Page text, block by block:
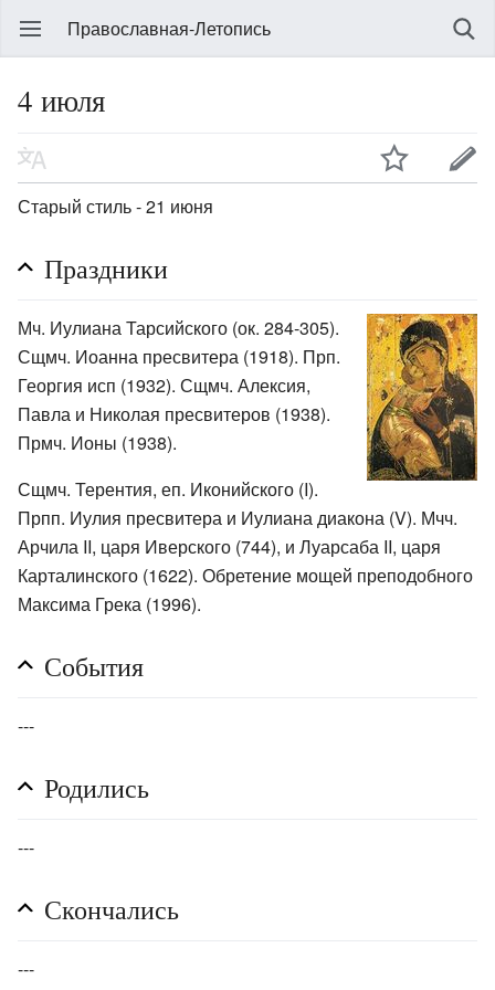
Православная-Летопись
4 июля
Старый стиль - 21 июня
Праздники
Мч. Иулиана Тарсийского (ок. 284-305).
Сщмч. Иоанна пресвитера (1918). Прп.
Георгия исп (1932). Сщмч. Алексия,
Павла и Николая пресвитеров (1938).
Прмч. Ионы (1938).
Сщмч. Терентия, еп. Иконийского (I).
Прпп. Иулия пресвитера и Иулиана диакона (V). Мчч.
Арчила II, царя Иверского (744), и Луарсаба II, царя
Карталинского (1622). Обретение мощей преподобного
Максима Грека (1996).
События
---
Родились
---
Скончались
---